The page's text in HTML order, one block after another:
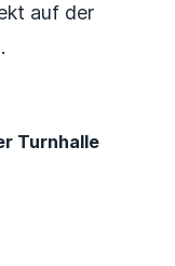
auf der
Turnhalle